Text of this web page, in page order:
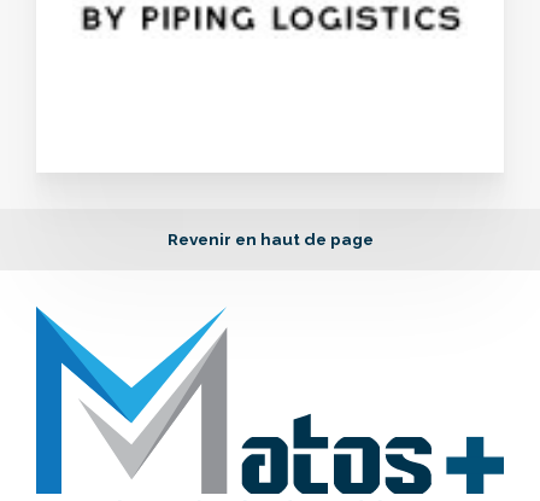
Revenir en haut de page